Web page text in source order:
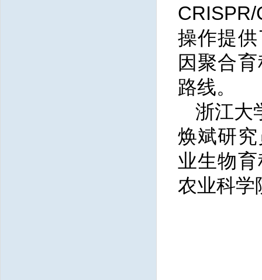
操作提
因聚合
路线。
浙江大
焕斌研
业生物
农业科学